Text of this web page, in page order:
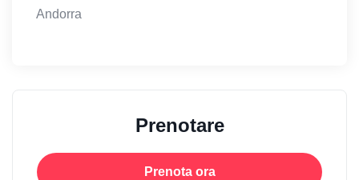
Andorra
Prenotare
Prenota ora